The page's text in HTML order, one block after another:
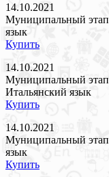
14.10.2021
Муниципальный
язык
Купить
14.10.2021
Муниципальный
Итальянский язык
Купить
14.10.2021
Муниципальный
язык
Купить